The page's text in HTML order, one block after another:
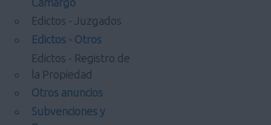
Edictos - Juzgados
Edictos - Otros
Edictos - Registro de
la Propiedad
Otros anuncios
Subvenciones y